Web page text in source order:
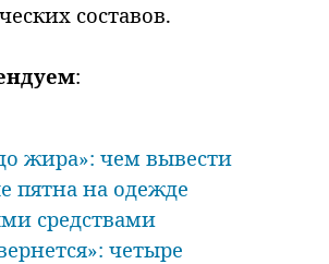
составов.
:
жира»: чем вывести
пятна на одежде
средствами
четыре